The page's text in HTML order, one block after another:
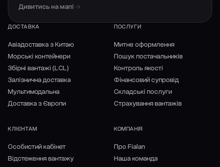
Дивитись на мапі
ДОСТАВКА
Авіадоставка з Китаю
Морські контейнери
Збірні вантажі (LCL)
Залізнична доставка
Мультимодальна
Доставка з Європи
ПОСЛУГИ
Митне оформлення
Пошук постачальників
Контроль якості
Фінансовий супровід
Складські послуги
Страхування вантажів
КЛІЄНТАМ
Особистий кабінет
Відстеження вантажу
КОМПАНІЯ
Про Fialan
Наша команда